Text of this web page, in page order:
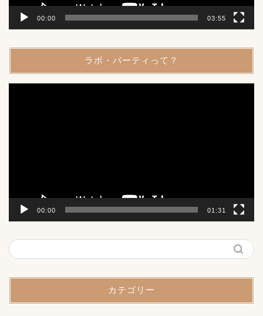
00:00 03:55
ラボ・パーティって？
00:00 01:31
カテゴリー